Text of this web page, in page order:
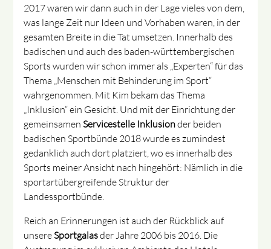
2017 waren wir dann auch in der Lage vieles von dem,
was lange Zeit nur Ideen und Vorhaben waren, in der
gesamten Breite in die Tat umsetzen. Innerhalb des
badischen und auch des baden-württembergischen
Sports wurden wir schon immer als „Experten“ für das
Thema „Menschen mit Behinderung im Sport“
wahrgenommen. Mit Kim bekam das Thema
„Inklusion“ ein Gesicht. Und mit der Einrichtung der
gemeinsamenServicestelle Inklusionder beiden
badischen Sportbünde 2018 wurde es zumindest
gedanklich auch dort platziert, wo es innerhalb des
Sports meiner Ansicht nach hingehört: Nämlich in die
sportartübergreifende Struktur der
Landessportbünde.
Reich an Erinnerungen ist auch der Rückblick auf
unsereSportgalasder Jahre 2006 bis 2016. Die